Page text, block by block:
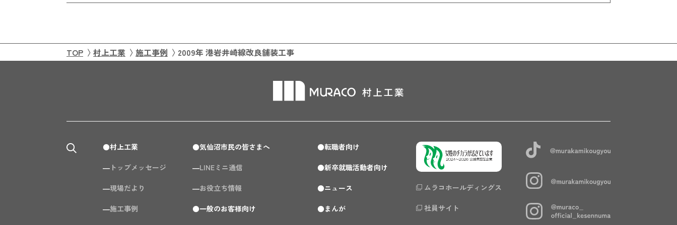
TOP 村上工業 施工事例 2009年 港岩井崎線改良舗装工事
村上工業
トップメッセージ
現場だより
施工事例
気仙沼市民の皆さまへ
LINEミニ通信
お役立ち情報
一般のお客様向け
転職者向け
新卒就職活動者向け
ニュース
まんが
ムラコホールディングス
社員サイト